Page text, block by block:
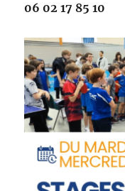
06 02 17 85 10